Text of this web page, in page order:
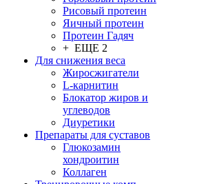
Рисовый протеин
Яичный протеин
Протеин Гадяч
+ ЕЩЕ 2
Для снижения веса
Жиросжигатели
L-карнитин
Блокатор жиров и
углеводов
Диуретики
Препараты для суставов
Глюкозамин
хондроитин
Коллаген